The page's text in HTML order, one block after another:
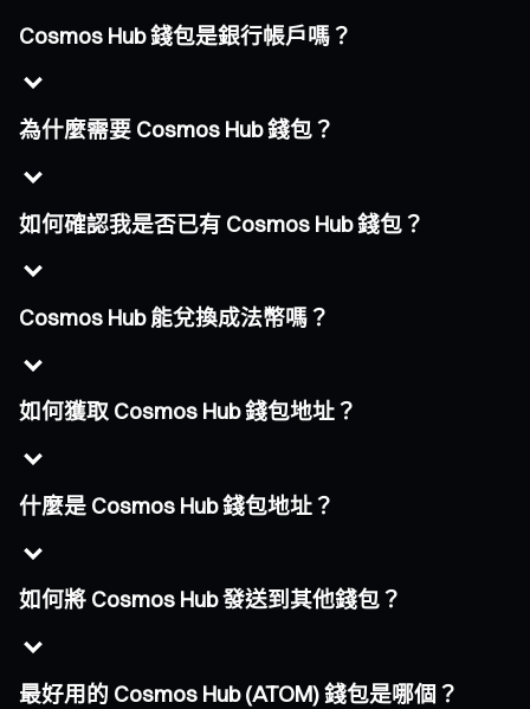
Cosmos Hub 錢包是銀行帳戶嗎？
為什麼需要 Cosmos Hub 錢包？
如何確認我是否已有 Cosmos Hub 錢包？
Cosmos Hub 能兌換成法幣嗎？
如何獲取 Cosmos Hub 錢包地址？
什麼是 Cosmos Hub 錢包地址？
如何將 Cosmos Hub 發送到其他錢包？
最好用的 Cosmos Hub (ATOM) 錢包是哪個？